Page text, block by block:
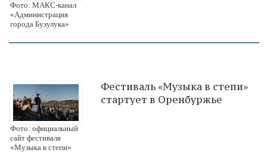
Фото: МАКС-канал
«Администрация
города Бузулука»
Фото: официальный
сайт фестиваля
«Музыка в степи»
Фестиваль «Музыка в степи»
стартует в Оренбуржье